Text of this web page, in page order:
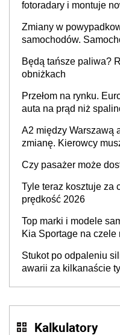
fotoradary i montuje
Zmiany w
samochodów.
producenta
Będą tańsze paliwa?
obniżkach
Przełom na rynku.
auta na prąd niż
A2 między Warszawą
zmianę. Kierowcy
Czy pasażer może
Tyle teraz kosztuje za
prędkość 2026
Top marki i modele
Kia Sportage na czele
Stukot po odpaleniu
awarii za kilkanaście
Kalkulatory